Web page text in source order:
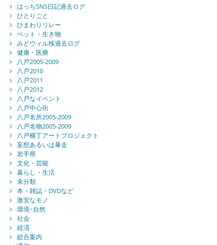
はっちSNS日記過去ログ
ひとりごと
ひまわりリレー
ペット・生き物
みどウィル移過去ログ
健康・医療
八戸2005-2009
八戸2010
八戸2011
八戸2012
八戸なイベント
八戸中心街
八戸名所2005-2009
八戸名物2005-2009
八戸横丁アートプロジェクト
妄想あるいは暴走
岩手県
文化・芸能
暮らし・生活
未分類
本・雑誌・DVDなど
激安なモノ
環境･自然
社会
経済
総合案内